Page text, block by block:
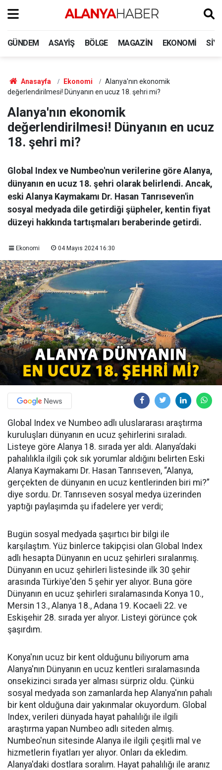
GÜNDEM ASAYIŞ BÖLGE MAGAZIN EKONOMI
Anasayfa Ekonomi
Alanya'nın ekonomik
değerlendirilmesi! Dünyanın en ucuz 18. şehri mi?
Alanya'nın ekonomik
değerlendirilmesi! Dünyanın en ucuz
18. şehri mi?
Global Index ve Numbeo'nun verilerine göre Alanya,
dünyanın en ucuz 18. şehri olarak belirlendi. Ancak,
eski Alanya Kaymakamı Dr. Hasan Tanrıseven'in
sosyal medyada dile getirdiği şüpheler, kentin fiyat
düzeyi hakkında tartışmaları beraberinde getirdi.
Ekonomi 04 Mayıs 2024 16:30
Global Index ve Numbeo adlı uluslararası araştırma
kuruluşları dünyanın en ucuz şehirlerini sıraladı.
Listeye göre Alanya 18. sırada yer aldı. Alanya’daki
pahalılıkla ilgili çok sık yorumlar aldığını belirten Eski
Alanya Kaymakamı Dr. Hasan Tanrıseven, “Alanya,
gerçekten de dünyanın en ucuz kentlerinden biri mi?”
diye sordu. Dr. Tanrıseven sosyal medya üzerinden
yaptığı paylaşımda şu ifadelere yer verdi;
Bugün sosyal medyada şaşırtıcı bir bilgi ile
karşılaştım. Yüz binlerce takipçisi olan Global Index
adlı hesapta Dünyanın en ucuz şehirleri sıralanmış.
Dünyanın en ucuz şehirleri listesinde ilk 30 şehir
arasında Türkiye'den 5 şehir yer alıyor. Buna göre
Dünyanın en ucuz şehirleri sıralamasında Konya 10.,
Mersin 13., Alanya 18., Adana 19. Kocaeli 22. ve
Eskişehir 28. sırada yer alıyor. Listeyi görünce çok
şaşırdım.
Konya'nın ucuz bir kent olduğunu biliyorum ama
Alanya'nın Dünyanın en ucuz kentleri sıralamasında
onsekizinci sırada yer alması sürpriz oldu. Çünkü
sosyal medyada son zamanlarda hep Alanya'nın pahalı
bir kent olduğuna dair yakınmalar okuyordum. Global
Index, verileri dünyada hayat pahalılığı ile ilgili
araştırma yapan Numbeo adlı siteden almış.
Numbeo'nun sitesinde Alanya ile ilgili çeşitli mal ve
hizmetlerin fiyatları yer alıyor. Onları da ekledim.
Alanya'daki dostlara soralım. Hayat pahalılığı ile aranız